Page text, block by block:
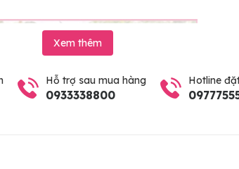
Xem thêm
Hỗ trợ sau mua hàng
0933338800
Hotline